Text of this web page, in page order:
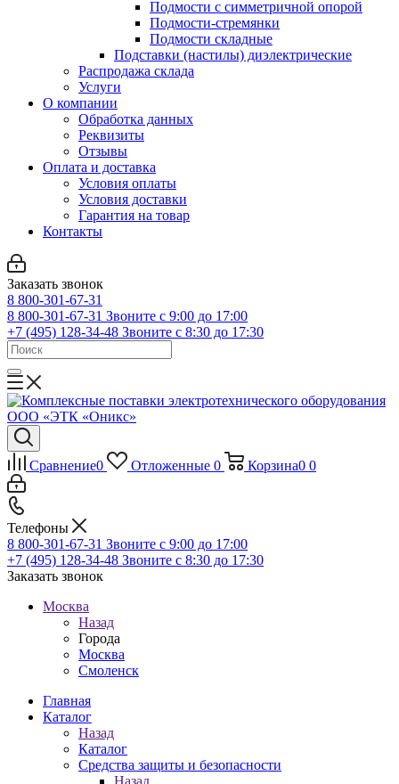
Подмости с симметричной опорой
Подмости-стремянки
Подмости складные
Подставки (настилы) диэлектрические
Распродажа склада
Услуги
О компании
Обработка данных
Реквизиты
Отзывы
Оплата и доставка
Условия оплаты
Условия доставки
Гарантия на товар
Контакты
Заказать звонок
8 800-301-67-31
8 800-301-67-31 Звоните с 9:00 до 17:00
+7 (495) 128-34-48 Звоните с 8:30 до 17:30
Сравнение0 Отложенные 0 Корзина0 0
Телефоны
8 800-301-67-31 Звоните с 9:00 до 17:00
+7 (495) 128-34-48 Звоните с 8:30 до 17:30
Заказать звонок
Москва
Назад
Города
Москва
Смоленск
Главная
Каталог
Назад
Каталог
Средства защиты и безопасности
Назад